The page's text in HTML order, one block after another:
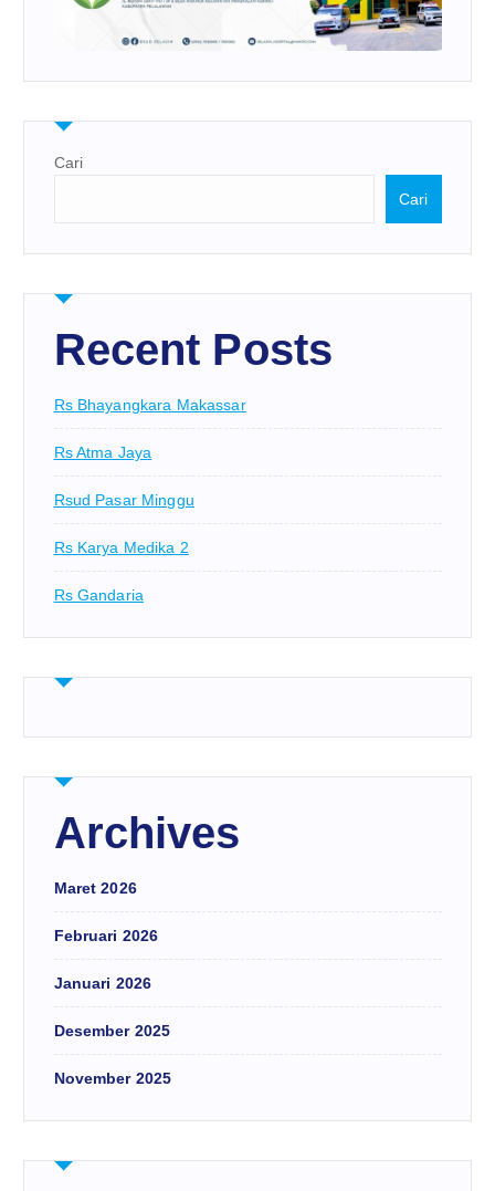
Cari
Cari
Recent Posts
Rs Bhayangkara Makassar
Rs Atma Jaya
Rsud Pasar Minggu
Rs Karya Medika 2
Rs Gandaria
Archives
Maret 2026
Februari 2026
Januari 2026
Desember 2025
November 2025